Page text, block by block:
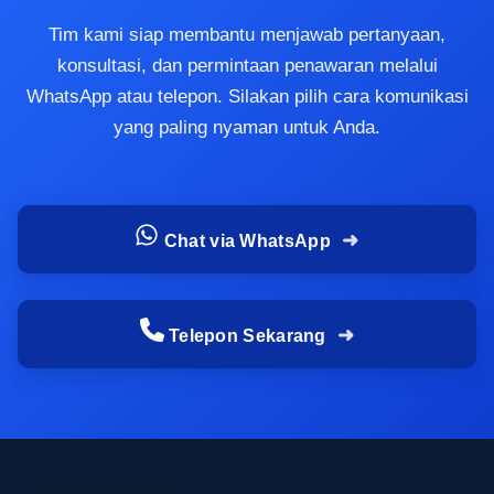
saat dipakai di acara ramai
Masalah berikutnya adalah bahan yang mudah
rusak ketika dipakai di suasana ramai. Pada
terkena tekanan saat distribusi massal. Jika
materialnya terlalu tipis, produk mudah penyok,
sobek, atau kehilangan bentuk sebelum acara
lama sesuai kebutuhan acara. Untuk penggunaan
Tim kami siap membantu menjawab pertanyaan,
konsultasi, dan permintaan penawaran melalui
WhatsApp atau telepon. Silakan pilih cara komunikasi
yang paling nyaman untuk Anda.
Chat via WhatsApp
Telepon Sekarang